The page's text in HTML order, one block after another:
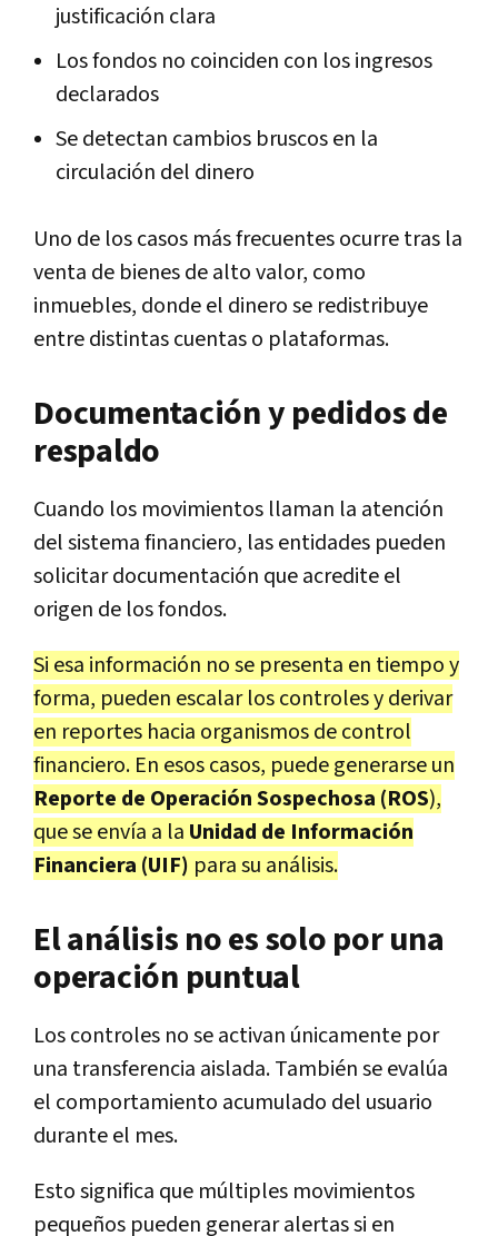
justificación clara
Los fondos no coinciden con los ingresos
declarados
Se detectan cambios bruscos en la
circulación del dinero
Uno de los casos más frecuentes ocurre tras la
venta de bienes de alto valor, como
inmuebles, donde el dinero se redistribuye
entre distintas cuentas o plataformas.
Documentación y pedidos de
respaldo
Cuando los movimientos llaman la atención
del sistema financiero, las entidades pueden
solicitar documentación que acredite el
origen de los fondos.
Si esa información no se presenta en tiempo y
forma, pueden escalar los controles y derivar
en reportes hacia organismos de control
financiero. En esos casos, puede generarse un
Reporte de Operación Sospechosa (ROS),
que se envía a la Unidad de Información
Financiera (UIF) para su análisis.
El análisis no es solo por una
operación puntual
Los controles no se activan únicamente por
una transferencia aislada. También se evalúa
el comportamiento acumulado del usuario
durante el mes.
Esto significa que múltiples movimientos
pequeños pueden generar alertas si en